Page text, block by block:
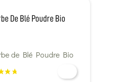
De Blé Poudre Bio